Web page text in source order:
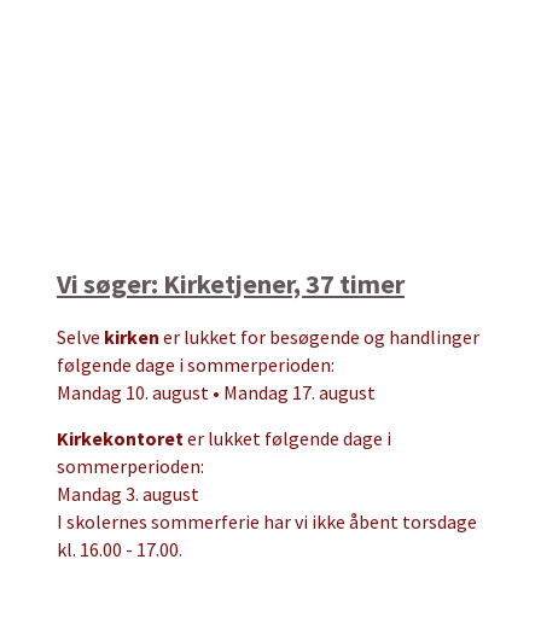
Vi søger: Kirketjener, 37 timer
Selve kirken er lukket for besøgende og handlinger
følgende dage i sommerperioden:
Mandag 10. august • Mandag 17. august
Kirkekontoreter lukket følgende dage i
sommerperioden:
Mandag 3. august
I skolernes sommerferie har vi ikke åbent torsdage
kl. 16.00 - 17.00.